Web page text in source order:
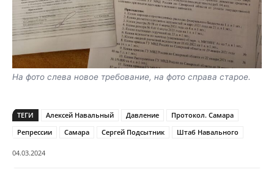
На фото слева новое требование, на фото справа старое.
ТЕГИ Алексей Навальный Давление
Протокол. Самара
Репрессии
Самара Сергей Подсытник Штаб Навального
04.03.2024